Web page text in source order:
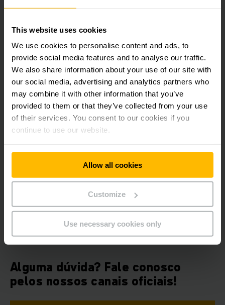
This website uses cookies
We use cookies to personalise content and ads, to
provide social media features and to analyse our traffic.
We also share information about your use of our site with
our social media, advertising and analytics partners who
may combine it with other information that you’ve
provided to them or that they’ve collected from your use
of their services. You consent to our cookies if you
continue to use our website.
Allow all cookies
Customize
Use necessary cookies only
Calle Jacinto Mañon, Edificio V&M, Tercer Nivel, Suite
301, No. 48
Santo Domingo
Dominican Republic
ENTRE EM CONTATO CONOSCO
AGORA
Alguma dúvida? Fale conosco
pelos nossos canais oficiais!